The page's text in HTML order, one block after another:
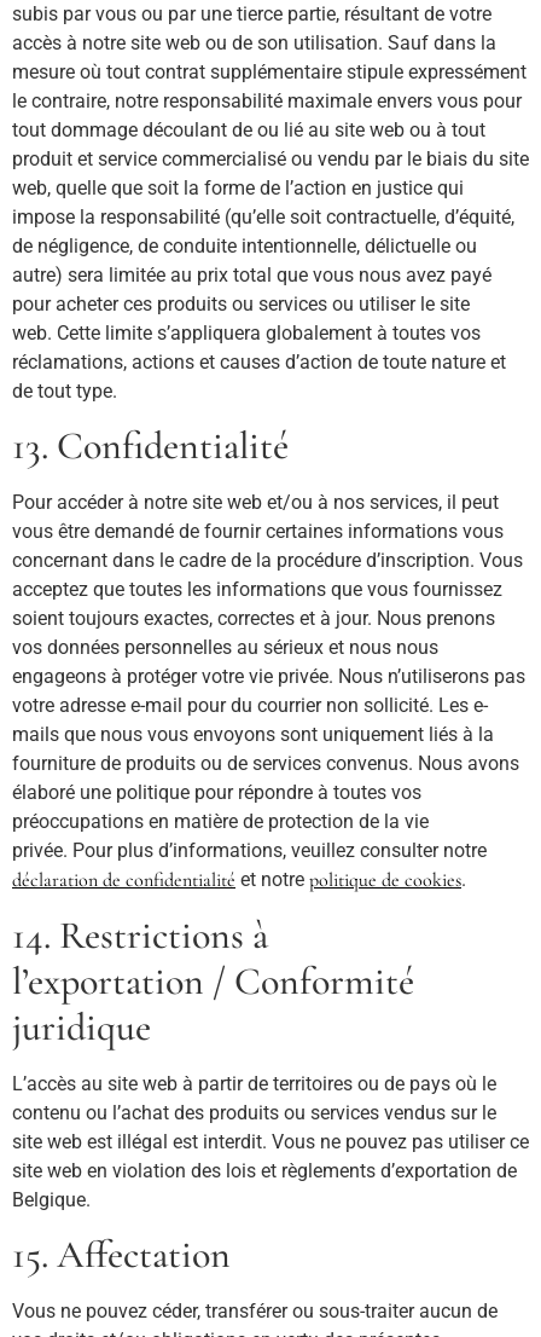
subis par vous ou par une tierce partie, résultant de votre
accès à notre site web ou de son utilisation. Sauf dans la
mesure où tout contrat supplémentaire stipule expressément
le contraire, notre responsabilité maximale envers vous pour
tout dommage découlant de ou lié au site web ou à tout
produit et service commercialisé ou vendu par le biais du site
web, quelle que soit la forme de l’action en justice qui
impose la responsabilité (qu’elle soit contractuelle, d’équité,
de négligence, de conduite intentionnelle, délictuelle ou
autre) sera limitée au prix total que vous nous avez payé
pour acheter ces produits ou services ou utiliser le site
web. Cette limite s’appliquera globalement à toutes vos
réclamations, actions et causes d’action de toute nature et
de tout type.
13. Confidentialité
Pour accéder à notre site web et/ou à nos services, il peut
vous être demandé de fournir certaines informations vous
concernant dans le cadre de la procédure d’inscription. Vous
acceptez que toutes les informations que vous fournissez
soient toujours exactes, correctes et à jour. Nous prenons
vos données personnelles au sérieux et nous nous
engageons à protéger votre vie privée. Nous n’utiliserons pas
votre adresse e-mail pour du courrier non sollicité. Les e-
mails que nous vous envoyons sont uniquement liés à la
fourniture de produits ou de services convenus. Nous avons
élaboré une politique pour répondre à toutes vos
préoccupations en matière de protection de la vie
privée. Pour plus d’informations, veuillez consulter notre
déclaration de confidentialité et notre politique de cookies.
14. Restrictions à
l’exportation / Conformité
juridique
L’accès au site web à partir de territoires ou de pays où le
contenu ou l’achat des produits ou services vendus sur le
site web est illégal est interdit. Vous ne pouvez pas utiliser ce
site web en violation des lois et règlements d’exportation de
Belgique.
15. Affectation
Vous ne pouvez céder, transférer ou sous-traiter aucun de